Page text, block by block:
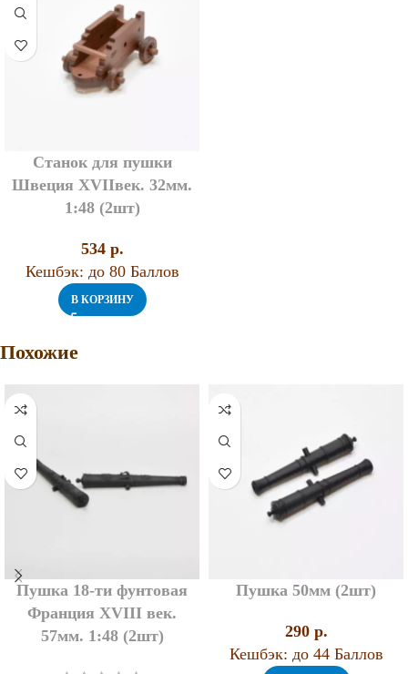
Станок для пушки
Швеция XVIIвек. 32мм.
1:48 (2шт)
534 p.
Кешбэк: до 80 Баллов
В КОРЗИНУ
Похожие
Пушка 18-ти фунтовая
Франция XVIII век.
57мм. 1:48 (2шт)
Пушка 50мм (2шт)
290 p.
Кешбэк: до 44 Баллов